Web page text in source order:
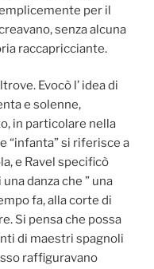
per il
senza alcuna
raccapricciante.
Evocò l’ idea di
e solenne,
in particolare nella
“infanta” si riferisce a
e Ravel specificò
danza che ” una
fa, alla corte di
Si pensa che possa
di maestri spagnoli
raffiguravano